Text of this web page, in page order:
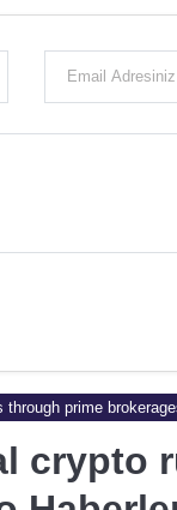
prime
crypto